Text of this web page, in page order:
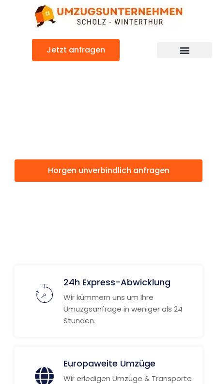
Jetzt anfragen
Horgen unverbindlich anfragen
24h Express-Abwicklung
Wir kümmern uns um Ihre
Umuzgsanfrage in weniger als 24
Stunden.
Europaweite Umzüge
Wir erledigen Umzüge & Transporte